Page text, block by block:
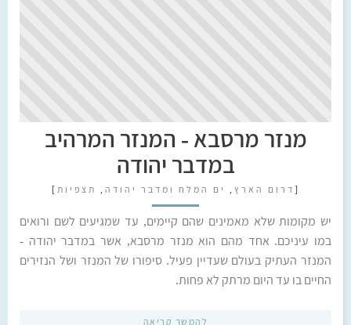
מנזר מרסבא - המנזר המרהיב
במדבר יהודה
[ דרום הארץ , ים המלח ומדבר יהודה , תצפיות ]
יש מקומות שלא מאמינים שהם קיימים, עד שמגיעים לשם ורואים
במו עיניכם. אחד מהם הוא מנזר מרסבא, אשר במדבר יהודה -
המנזר העתיק בעולם שעדיין פעיל. סיפורו של המנזר ושל הנזירים
החיים בו עד היום מרתק לא פחות.
להמשך קריאה